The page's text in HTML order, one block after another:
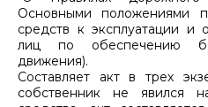
Основными положениями
средств к эксплуатации и
лиц по обеспечению
движения).
Составляет акт в трех
собственник не явился